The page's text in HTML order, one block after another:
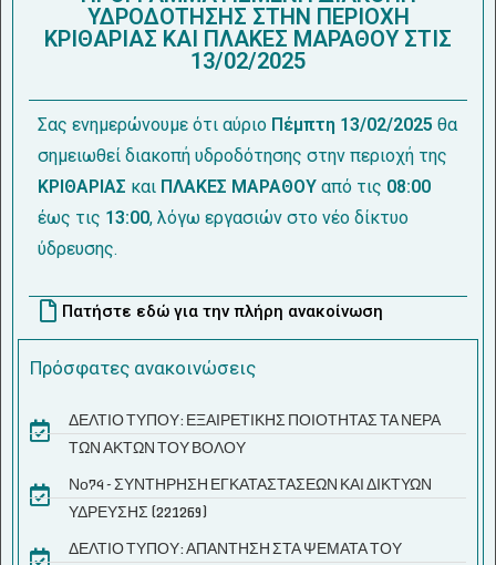
ΥΔΡΟΔΟΤΗΣΗΣ ΣΤΗΝ ΠΕΡΙΟΧΗ
ΚΡΙΘΑΡΙΑΣ ΚΑΙ ΠΛΑΚΕΣ ΜΑΡΑΘΟΥ ΣΤΙΣ
13/02/2025
Σας ενημερώνουμε ότι αύριο Πέμπτη 13/02/2025 θα
σημειωθεί διακοπή υδροδότησης στην περιοχή της
ΚΡΙΘΑΡΙΑΣ και ΠΛΑΚΕΣ ΜΑΡΑΘΟΥ από τις 08:00
έως τις 13:00, λόγω εργασιών στο νέο δίκτυο
ύδρευσης.
Πατήστε εδώ για την πλήρη ανακοίνωση
Πρόσφατες ανακοινώσεις
ΔΕΛΤΙΟ ΤΥΠΟΥ: ΕΞΑΙΡΕΤΙΚΗΣ ΠΟΙΟΤΗΤΑΣ ΤΑ ΝΕΡΑ
ΤΩΝ ΑΚΤΩΝ ΤΟΥ ΒΟΛΟΥ
Νο74 - ΣΥΝΤΗΡΗΣΗ ΕΓΚΑΤΑΣΤΑΣΕΩΝ ΚΑΙ ΔΙΚΤΥΩΝ
ΥΔΡΕΥΣΗΣ (221269)
ΔΕΛΤΙΟ ΤΥΠΟΥ: ΑΠΑΝΤΗΣΗ ΣΤΑ ΨΕΜΑΤΑ ΤΟΥ